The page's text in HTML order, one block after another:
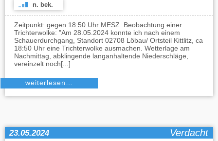
n. bek.
Zeitpunkt: gegen 18:50 Uhr MESZ. Beobachtung einer
Trichterwolke: "Am 28.05.2024 konnte ich nach einem
Schauerdurchgang, Standort 02708 Löbau/ Ortsteil Kittlitz, ca
18:50 Uhr eine Trichterwolke ausmachen. Wetterlage am
Nachmittag, abklingende langanhaltende Niederschläge,
vereinzelt noch[...]
weiterlesen…
23.05.2024 Verdacht